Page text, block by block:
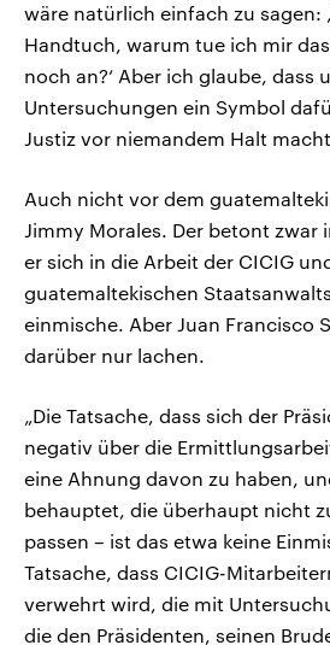
wäre natürlich einfach zu sagen:
Handtuch, warum tue ich mir
noch an?‘ Aber ich glaube, dass
Untersuchungen ein Symbol
Justiz vor niemandem Halt
Auch nicht vor dem
Jimmy Morales. Der betont zwar
er sich in die Arbeit der CICIG
guatemaltekischen
einmische. Aber Juan Francisco
darüber nur lachen.
„Die Tatsache, dass sich der
negativ über die
eine Ahnung davon zu haben,
behauptet, die überhaupt nicht
passen – ist das etwa keine
Tatsache, dass CICIG-
verwehrt wird, die mit
die den Präsidenten, seinen